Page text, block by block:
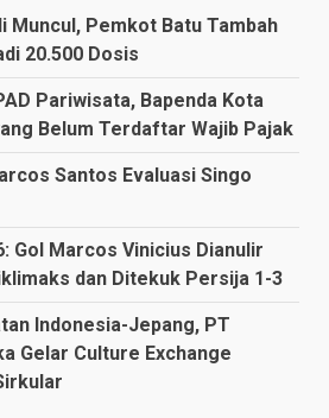
Muncul, Pemkot Batu Tambah
20.500 Dosis
Pariwisata, Bapenda Kota
Belum Terdaftar Wajib Pajak
Santos Evaluasi Singo
Gol Marcos Vinicius Dianulir
dan Ditekuk Persija 1-3
Indonesia-Jepang, PT
Gelar Culture Exchange